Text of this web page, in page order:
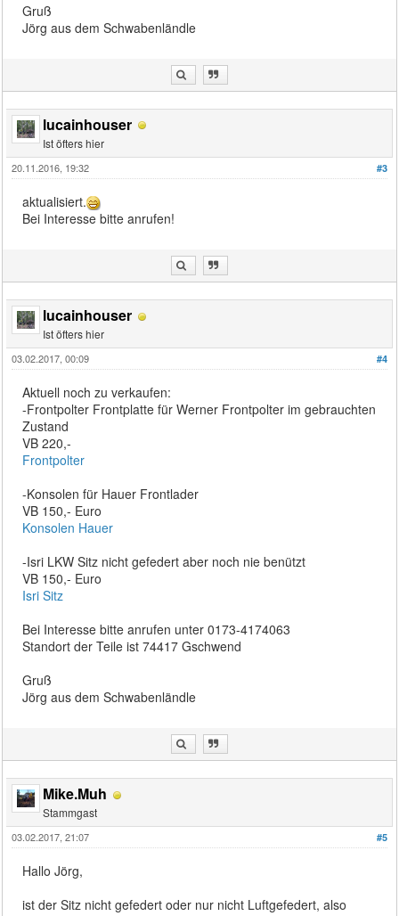
Gruß
Jörg aus dem Schwabenländle
lucainhouser
Ist öfters hier
#3
20.11.2016, 19:32
aktualisiert.
Bei Interesse bitte anrufen!
lucainhouser
Ist öfters hier
#4
03.02.2017, 00:09
Aktuell noch zu verkaufen:
-Frontpolter Frontplatte für Werner Frontpolter im gebrauchten
Zustand
VB 220,-
Frontpolter
-Konsolen für Hauer Frontlader
VB 150,- Euro
Konsolen Hauer
-Isri LKW Sitz nicht gefedert aber noch nie benützt
VB 150,- Euro
Isri Sitz
Bei Interesse bitte anrufen unter 0173-4174063
Standort der Teile ist 74417 Gschwend
Gruß
Jörg aus dem Schwabenländle
Mike.Muh
Stammgast
#5
03.02.2017, 21:07
Hallo Jörg,
ist der Sitz nicht gefedert oder nur nicht Luftgefedert, also